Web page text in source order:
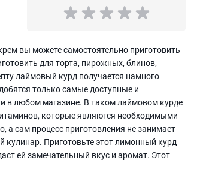
вы можете самостоятельно приготовить
для торта, пирожных, блинов,
лаймовый курд получается намного
только самые доступные и
в любом магазине. В таком лаймовом курде
которые являются необходимыми
а сам процесс приготовления не занимает
Приготовьте этот лимонный курд
ей замечательный вкус и аромат. Этот